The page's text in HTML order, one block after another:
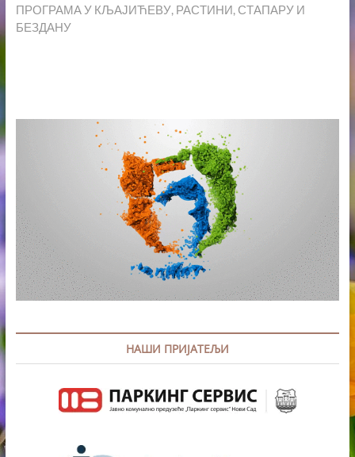
ПРОГРАМА У КЉАЈИЋЕВУ, РАСТИНИ, СТАПАРУ И
БЕЗДАНУ
НАШИ ПРИЈАТЕЉИ